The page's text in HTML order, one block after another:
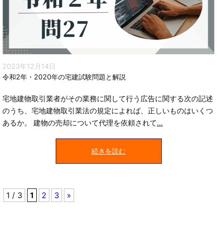
2023年12月14日
令和2年・2020年の宅建試験問題と解説
宅地建物取引業者がその業務に関して行う広告に関する次の記述
のうち、宅地建物取引業法の規定によれば、正しいものはいくつ
あるか。 建物の売却について代理を依頼されて...
続きを読む
1 / 3 1 2 3 »